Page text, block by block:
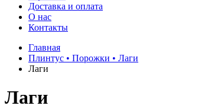
Доставка и оплата
О нас
Контакты
Главная
Плинтус • Порожки • Лаги
Лаги
Лаги